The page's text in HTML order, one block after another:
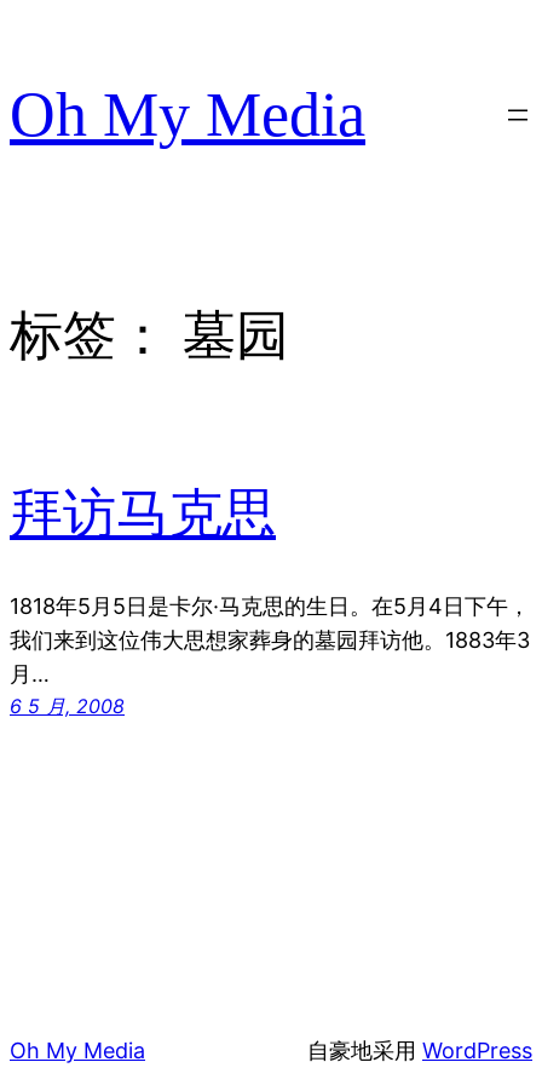
内
容
Oh My Media
标签： 墓园
拜访马克思
1818年5月5日是卡尔·马克思的生日。在5月4日下午，
我们来到这位伟大思想家葬身的墓园拜访他。1883年3
月…
6 5 月, 2008
Oh My Media 自豪地采用 WordPress